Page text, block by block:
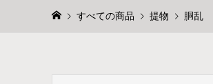
すべての商品 提物 胴乱